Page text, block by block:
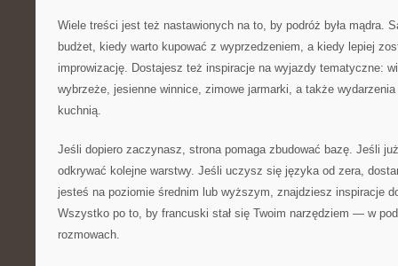
Wiele treści jest też nastawionych na to, by podróż była mądra.
budżet, kiedy warto kupować z wyprzedzeniem, a kiedy lepiej
improwizację. Dostajesz też inspiracje na wyjazdy tematyczne:
wybrzeże, jesienne winnice, zimowe jarmarki, a także
kuchnią.
Jeśli dopiero zaczynasz, strona pomaga zbudować bazę. Jeśli
odkrywać kolejne warstwy. Jeśli uczysz się języka od zera,
jesteś na poziomie średnim lub wyższym, znajdziesz inspiracje
Wszystko po to, by francuski stał się Twoim narzędziem — w
rozmowach.